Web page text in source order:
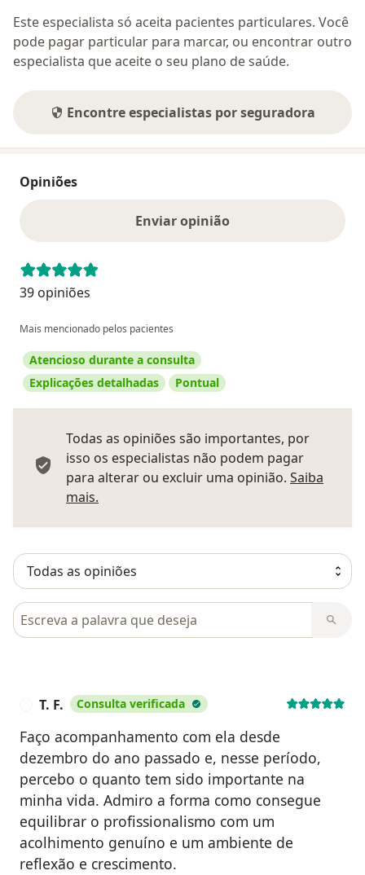
Este especialista só aceita pacientes particulares. Você
pode pagar particular para marcar, ou encontrar outro
especialista que aceite o seu plano de saúde.
Encontre especialistas por seguradora
Opiniões
Enviar opinião
39 opiniões
Mais mencionado pelos pacientes
Atencioso durante a consulta
Explicações detalhadas
Pontual
Todas as opiniões são importantes, por
isso os especialistas não podem pagar
para alterar ou excluir uma opinião. Saiba
mais.
Pesquisar em opiniões
T. F. Consulta verificada
Faço acompanhamento com ela desde
dezembro do ano passado e, nesse período,
percebo o quanto tem sido importante na
minha vida. Admiro a forma como consegue
equilibrar o profissionalismo com um
acolhimento genuíno e um ambiente de
reflexão e crescimento.